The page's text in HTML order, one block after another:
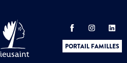
PORTAIL FAMILLES